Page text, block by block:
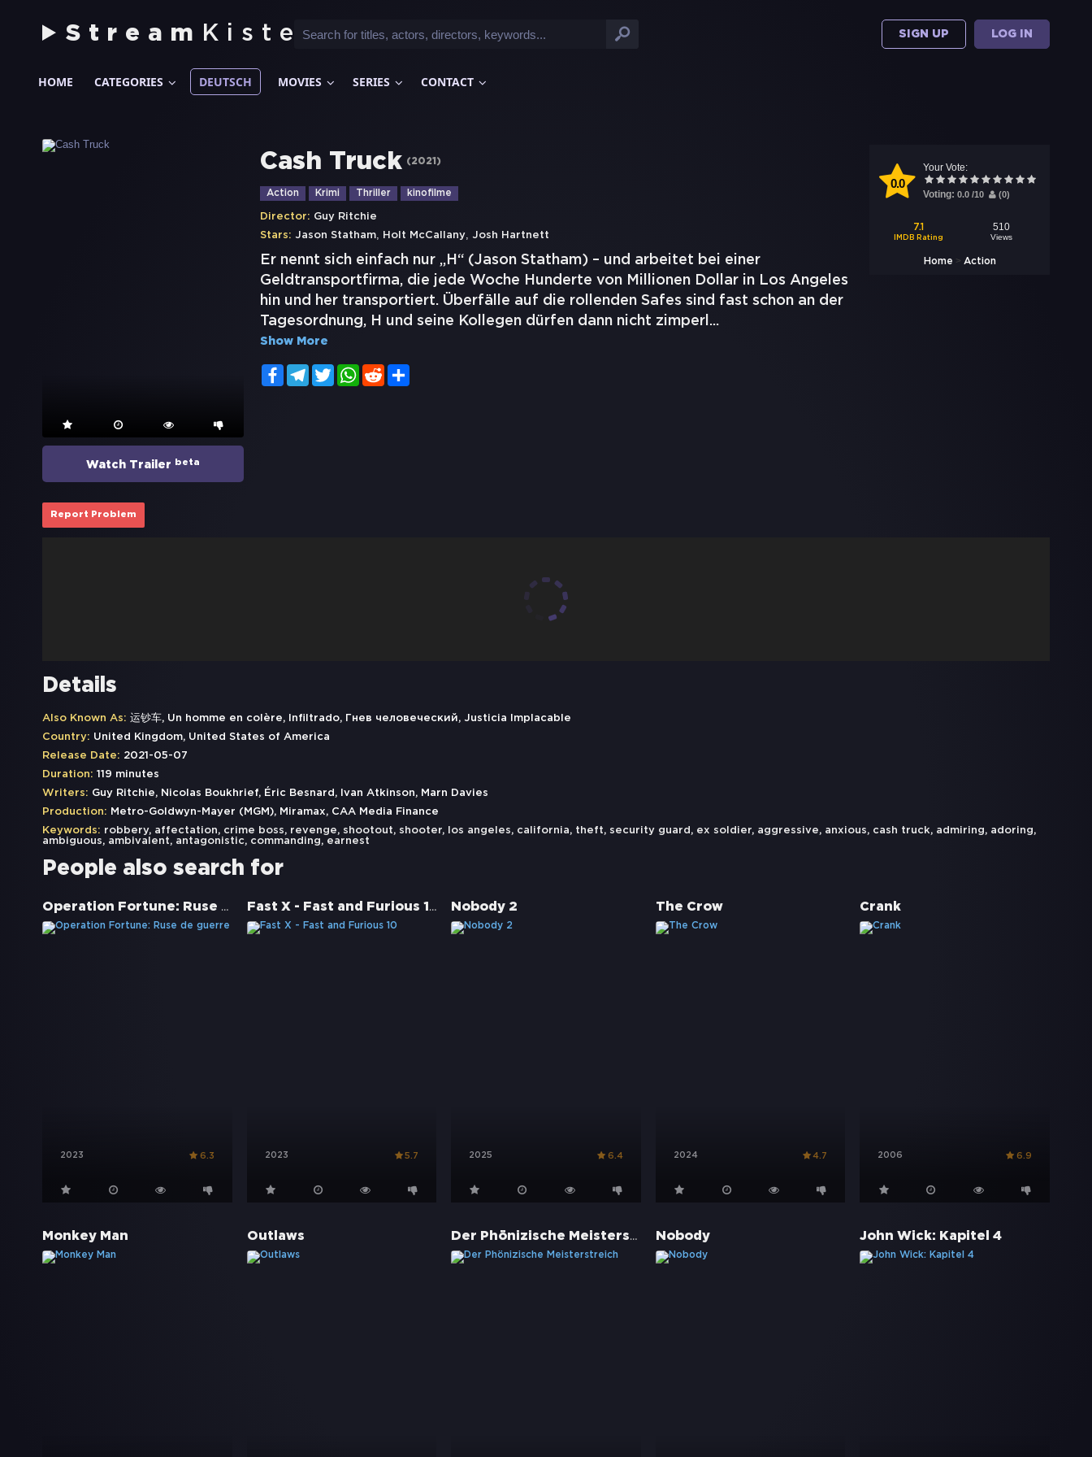
Stream Kiste SIGN UP LOG IN
HOME CATEGORIES DEUTSCH MOVIES SERIES CONTACT
Watch Trailer beta
0.0
Your Vote:
Voting: 0.0 /10 (0)
7.1
IMDB Rating
510
Views
Home > Action
Cash Truck (2021 )
Action Krimi Thriller kinofilme
Director: Guy Ritchie
Stars: Jason Statham, Holt McCallany, Josh Hartnett
Er nennt sich einfach nur „H“ (Jason Statham) – und arbeitet bei einer
Geldtransportfirma, die jede Woche Hunderte von Millionen Dollar in Los Angeles
hin und her transportiert. Überfälle auf die rollenden Safes sind fast schon an der
Tagesordnung, H und seine Kollegen dürfen dann nicht zimperl ...
Show More
FacebookTelegramTwitterWhatsApp
Reddit
Report Problem
Details
Also Known As: 运钞车, Un homme en colère, Infiltrado, Гнев человеческий, Justicia Implacable
Country: United Kingdom, United States of America
Release Date: 2021-05-07
Duration: 119 minutes
Writers: Guy Ritchie, Nicolas Boukhrief, Éric Besnard, Ivan Atkinson, Marn Davies
Production: Metro-Goldwyn-Mayer (MGM), Miramax, CAA Media Finance
Keywords: robbery, affectation, crime boss, revenge, shootout, shooter, los angeles, california, theft, security guard , ex soldier, aggressive, anxious, cash truck, admiring, adoring,
ambiguous, ambivalent, antagonistic, commanding, earnest
People also search for
Operation Fortune: Ruse de guerre
2023 6.3
Fast X - Fast and Furious 10
2023 5.7
Nobody 2
2025 6.4
The Crow
2024 4.7
Crank
2006 6.9
Monkey Man Outlaws Der Phönizische Meisterstreich Nobody John Wick: Kapitel 4